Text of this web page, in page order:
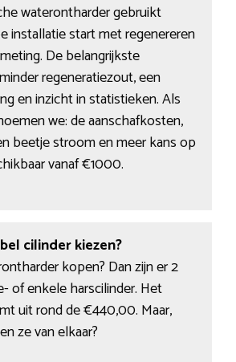
waterontharder gebruikt
installatie start met regenereren
De belangrijkste
regeneratiezout, een
en inzicht in statistieken. Als
we: de aanschafkosten,
beetje stroom en meer kans op
vanaf €1000.
cilinder kiezen?
kopen? Dan zijn er 2
of enkele harscilinder. Het
uit rond de €440,00. Maar,
ze van elkaar?